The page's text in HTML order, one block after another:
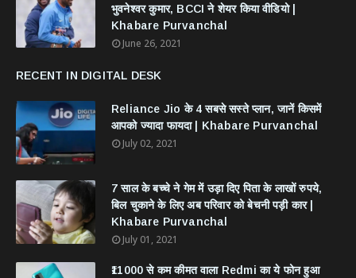
भुवनेश्वर कुमार, BCCI ने शेयर किया वीडियो |
Khabare Purvanchal
June 26, 2021
RECENT IN DIGITAL DESK
Reliance Jio के 4 सबसे सस्ते प्लान, जानें किसमें
आपको ज्यादा फायदा | Khabare Purvanchal
July 02, 2021
7 साल के बच्चे ने गेम में उड़ा दिए पिता के लाखों रुपये,
बिल चुकाने के लिए अब परिवार को बेचनी पड़ी कार |
Khabare Purvanchal
July 01, 2021
₹11000 से कम कीमत वाला Redmi का ये फोन हुआ